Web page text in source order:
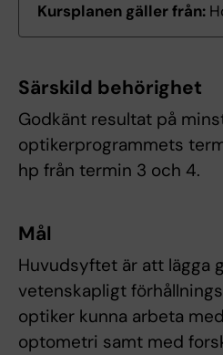
Kursplanen gäller från:
Särskild behörighet
Godkänt resultat på
optikerprogrammets
hp från termin 3 och 4.
Mål
Huvudsyftet är att lägga
vetenskapligt
optiker kunna arbeta
optometri samt med